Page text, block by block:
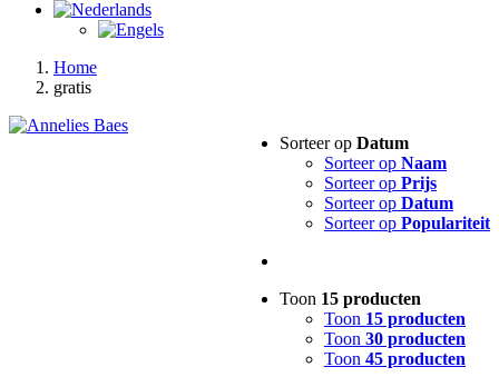
Home
gratis
Sorteer op Datum
Sorteer op Naam
Sorteer op Prijs
Sorteer op Datum
Sorteer op Populariteit
Toon 15 producten
Toon 15 producten
Toon 30 producten
Toon 45 producten